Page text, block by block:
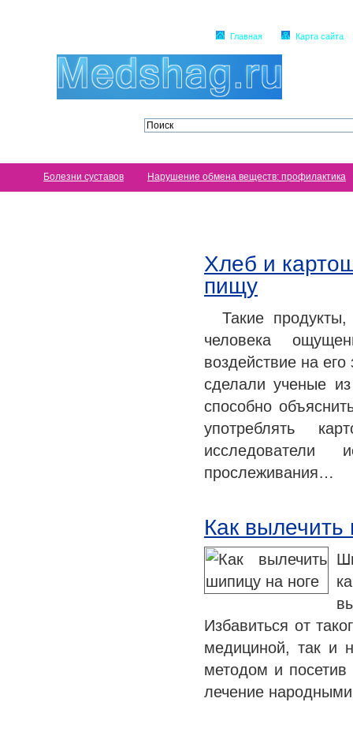
Главная Карта сайта
Болезни суставов Нарушение обмена веществ: профилактика
Хлеб и
пищу
Такие продукты,
человека
воздействие на
сделали ученые из
способно
употреблять
исследователи
прослеживания…
Как вылечить
Избавиться от
медициной, так и
методом и посетив
лечение